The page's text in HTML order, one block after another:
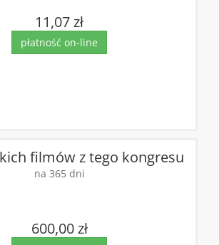
11,07 zł
filmów z tego kongresu
na 365 dni
600,00 zł